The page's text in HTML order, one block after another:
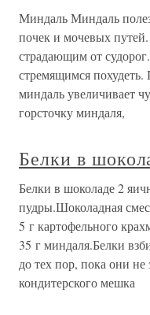
Миндаль Миндаль
почек и мочевых
страдающим от
стремящимся
миндаль увеличивает
горсточку миндаля,
Белки в
Белки в шоколаде 2
пудры.Шоколадная
5 г картофельного
35 г миндаля.Белки
до тех пор, пока они
кондитерского мешка